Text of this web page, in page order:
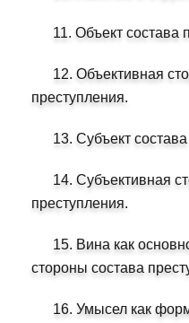
11. Объект состава
12. Объективная
преступления.
13. Субъект
14. Субъективная
преступления.
15. Вина как
стороны состава
16. Умысел как